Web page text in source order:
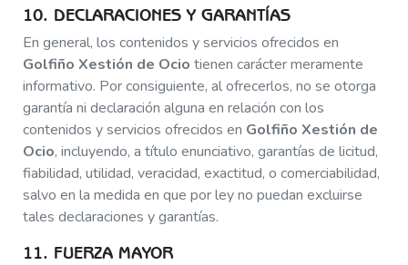
10. DECLARACIONES Y GARANTÍAS
En general, los contenidos y servicios ofrecidos en
Golfiño Xestión de Ocio tienen carácter meramente
informativo. Por consiguiente, al ofrecerlos, no se otorga
garantía ni declaración alguna en relación con los
contenidos y servicios ofrecidos en Golfiño Xestión de
Ocio, incluyendo, a título enunciativo, garantías de licitud,
fiabilidad, utilidad, veracidad, exactitud, o comerciabilidad,
salvo en la medida en que por ley no puedan excluirse
tales declaraciones y garantías.
11. FUERZA MAYOR